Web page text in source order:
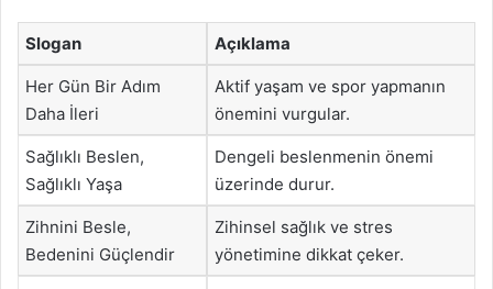
Slogan Açıklama
Her Gün Bir Adım
Daha İleri
Aktif yaşam ve spor yapmanın
önemini vurgular.
Sağlıklı Beslen,
Sağlıklı Yaşa
Dengeli beslenmenin önemi
üzerinde durur.
Zihnini Besle,
Bedenini Güçlendir
Zihinsel sağlık ve stres
yönetimine dikkat çeker.